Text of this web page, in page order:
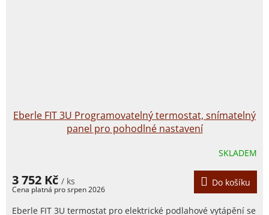
Eberle FIT 3U Programovatelný termostat, snímatelný
panel pro pohodlné nastavení
SKLADEM
3 752 Kč / ks Do košíku
Eberle FIT 3U termostat pro elektrické podlahové vytápění se